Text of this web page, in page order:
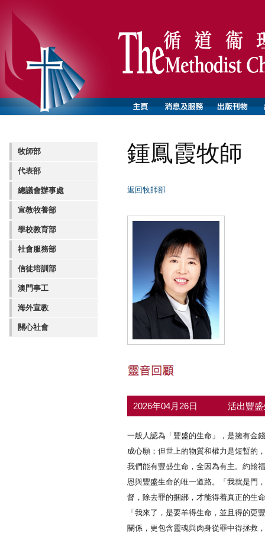
牧師部
代表部
總議會辦事處
宣教牧養部
學校教育部
社會服務部
信徒培訓部
澳門事工
海外宣教
關心社會
鍾鳳霞牧師
返回牧師部
2026年04月26日 活出豐
一般人認為「豐盛的生命」，是擁有金
成心願；但世上的物質和權力是短暫的
我們能有豐盛生命，全因為有主。約翰
恩與豐盛生命的唯一道路。「我就是門
督，除去罪的捆綁，才能得着真正的生
「我來了，是要羊得生命，並且得的
關係，更包含靈魂與肉身從罪中得拯救